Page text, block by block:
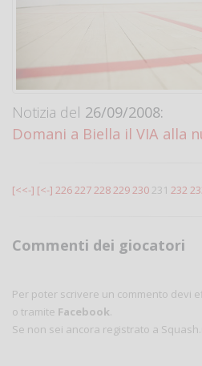
Notizia del 26/09/2008:
Domani a Biella il VIA alla
[<<-] [<-] 226227228229230 231 232
Commenti dei giocatori
Per poter scrivere un commento devi
o tramite Facebook.
Se non sei ancora registrato a